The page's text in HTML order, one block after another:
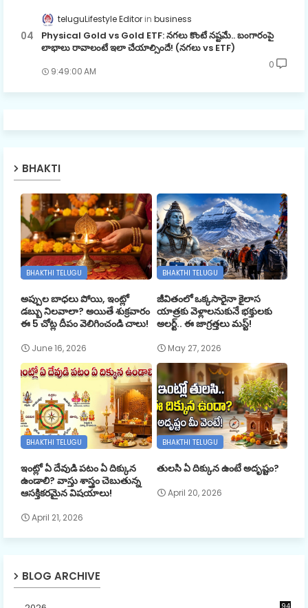
teluguLifestyle Editor business
Physical Gold vs Gold ETF: నగలు కొంటే నష్టమే.. బంగారంపై
లాభాలు రావాలంటే ఇలా చేయాల్సిందే! (నగలు vs ETF)
9:49:00 AM
0
BHAKTI
BHAKTHI TELUGU
అప్పుల బాధలు పోయి, ఇంట్లో
డబ్బు నిలవాలా? అయితే శుక్రవారం
ఈ 5 చోట్ల దీపం వెలిగించండి చాలు!
June 16, 2026
BHAKTHI TELUGU
జీవితంలో ఒక్కసారైనా కైలాస
యాత్రకు వెళ్లాలనుకునే భక్తులకు
అలర్ట్.. ఈ జాగ్రత్తలు మస్ట్!
May 27, 2026
BHAKTHI TELUGU
ఇంట్లో ఏ దేవుడి పటం ఏ దిక్కున
ఉండాలి? వాస్తు శాస్త్రం చెబుతున్న
ఆసక్తికరమైన విషయాలు!
April 21, 2026
BHAKTHI TELUGU
తులసి ఏ దిక్కున ఉంటే అదృష్టం?
April 20, 2026
BLOG ARCHIVE